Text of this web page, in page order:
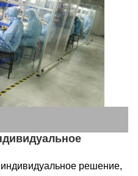
решение,